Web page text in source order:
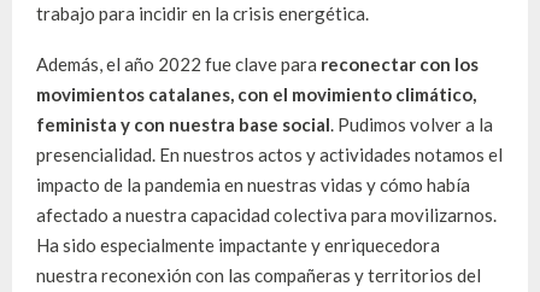
trabajo para incidir en la crisis energética.
Además, el año 2022 fue clave para reconectar con los
movimientos catalanes, con el movimiento climático,
feminista y con nuestra base social. Pudimos volver a la
presencialidad. En nuestros actos y actividades notamos el
impacto de la pandemia en nuestras vidas y cómo había
afectado a nuestra capacidad colectiva para movilizarnos.
Ha sido especialmente impactante y enriquecedora
nuestra reconexión con las compañeras y territorios del